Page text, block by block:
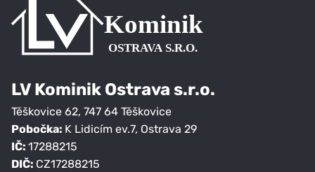
LV Kominik Ostrava s.r.o.
Těškovice 62, 747 64 Těškovice
Pobočka: K Lidicím ev.7, Ostrava 29
IČ: 17288215
DIČ: CZ17288215